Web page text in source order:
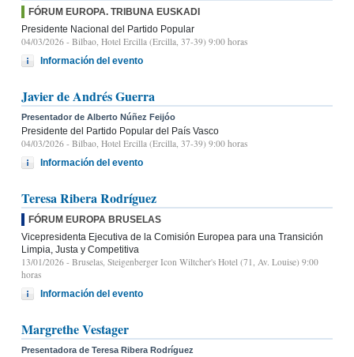
FÓRUM EUROPA. TRIBUNA EUSKADI
Presidente Nacional del Partido Popular
04/03/2026 - Bilbao, Hotel Ercilla (Ercilla, 37-39) 9:00 horas
Información del evento
Javier de Andrés Guerra
Presentador de Alberto Núñez Feijóo
Presidente del Partido Popular del País Vasco
04/03/2026 - Bilbao, Hotel Ercilla (Ercilla, 37-39) 9:00 horas
Información del evento
Teresa Ribera Rodríguez
FÓRUM EUROPA BRUSELAS
Vicepresidenta Ejecutiva de la Comisión Europea para una Transición
Limpia, Justa y Competitiva
13/01/2026 - Bruselas, Steigenberger Icon Wiltcher's Hotel (71, Av. Louise) 9:00
horas
Información del evento
Margrethe Vestager
Presentadora de Teresa Ribera Rodríguez